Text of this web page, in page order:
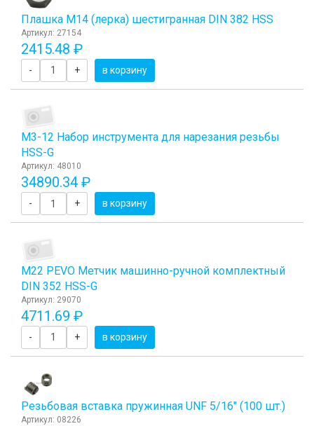
Плашка М14 (лерка) шестигранная DIN 382 HSS
Артикул: 27154
2415.48 ₽
- + в корзину
М3-12 Набор инструмента для нарезания резьбы
HSS-G
Артикул: 48010
34890.34 ₽
- + в корзину
М22 PEVO Метчик машинно-ручной комплектный
DIN 352 HSS-G
Артикул: 29070
4711.69 ₽
- + в корзину
Резьбовая вставка пружинная UNF 5/16" (100 шт.)
Артикул: 08226